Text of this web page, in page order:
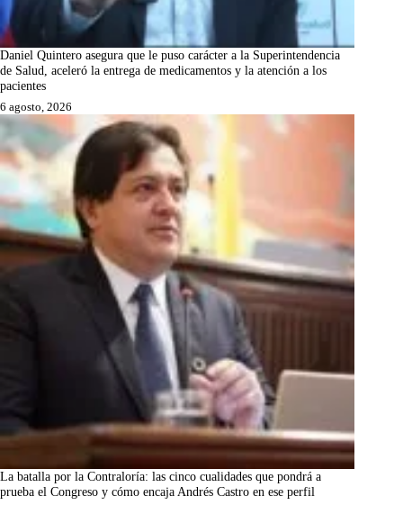
Daniel Quintero asegura que le puso carácter a la Superintendencia
de Salud, aceleró la entrega de medicamentos y la atención a los
pacientes
6 agosto, 2026
La batalla por la Contraloría: las cinco cualidades que pondrá a
prueba el Congreso y cómo encaja Andrés Castro en ese perfil